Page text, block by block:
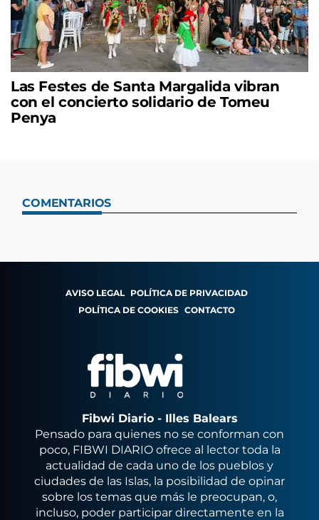
Las Festes de Santa Margalida vibran
con el concierto solidario de Tomeu
Penya
COMENTARIOS
AVISO LEGAL POLÍTICA DE PRIVACIDAD
POLÍTICA DE COOKIES CONTACTO
Fibwi Diario - Illes Balears
Pensado para quienes no se conforman con
poco, FIBWI DIARIO ofrece al lector toda la
actualidad de cada uno de los pueblos y
ciudades de las Islas, la posibilidad de opinar
sobre los temas que más le preocupan, o,
incluso, poder participar directamente en la